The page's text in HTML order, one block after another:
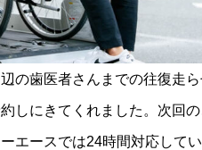
の歯医者さんまでの往復走ら
しにきてくれました。次回
エースでは24時間対応して